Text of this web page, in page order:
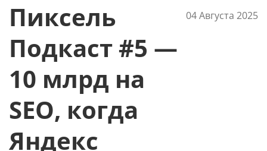
Пиксель
Подкаст #5 —
10 млрд на
SEO, когда
Яндекс
04 Августа 2025